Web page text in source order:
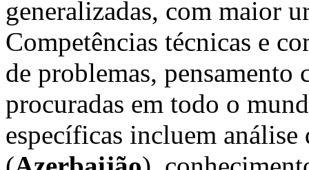
generalizadas, com maior
Competências técnicas e
de problemas,
procuradas em todo o
específicas incluem